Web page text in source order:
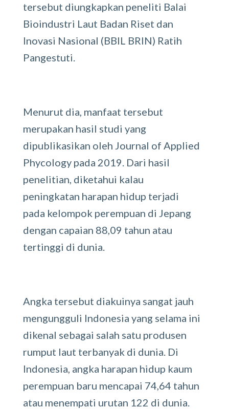
tersebut diungkapkan peneliti Balai
Bioindustri Laut Badan Riset dan
Inovasi Nasional (BBIL BRIN) Ratih
Pangestuti.
Menurut dia, manfaat tersebut
merupakan hasil studi yang
dipublikasikan oleh Journal of Applied
Phycology pada 2019. Dari hasil
penelitian, diketahui kalau
peningkatan harapan hidup terjadi
pada kelompok perempuan di Jepang
dengan capaian 88,09 tahun atau
tertinggi di dunia.
Angka tersebut diakuinya sangat jauh
mengungguli Indonesia yang selama ini
dikenal sebagai salah satu produsen
rumput laut terbanyak di dunia. Di
Indonesia, angka harapan hidup kaum
perempuan baru mencapai 74,64 tahun
atau menempati urutan 122 di dunia.